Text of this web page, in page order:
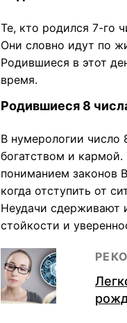
Те, кто родился 7-го
Они словно идут по
Родившиеся в этот
время.
Родившиеся 8
В нумерологии число
богатством и
пониманием законов
когда отступить от
Неудачи сдерживают
стойкости и